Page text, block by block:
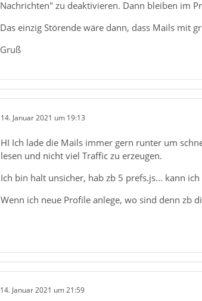
Nachrichten" zu deaktivieren. Dann bleiben im
Das einzig Störende wäre dann, dass Mails mit
Gruß
14. Januar 2021 um 19:13
HI Ich lade die Mails immer gern runter um
lesen und nicht viel Traffic zu erzeugen.
Ich bin halt unsicher, hab zb 5 prefs.js... kann ich
Wenn ich neue Profile anlege, wo sind denn zb
14. Januar 2021 um 21:59